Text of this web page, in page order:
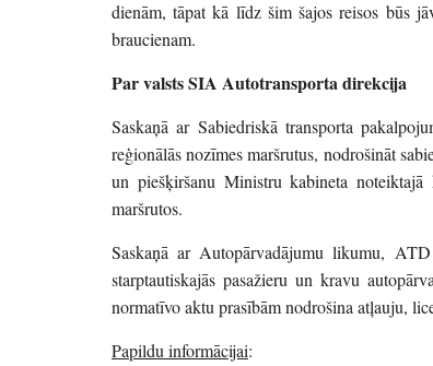
dienām, tāpat kā līdz šim šajos reisos būs
braucienam.
Par valsts SIA Autotransporta direkcija
Saskaņā ar Sabiedriskā transporta
reģionālās nozīmes maršrutus, nodrošināt
un piešķiršanu Ministru kabineta noteiktajā
maršrutos.
Saskaņā ar Autopārvadājumu likumu,
starptautiskajās pasažieru un kravu
normatīvo aktu prasībām nodrošina atļauju,
Papildu informācijai: